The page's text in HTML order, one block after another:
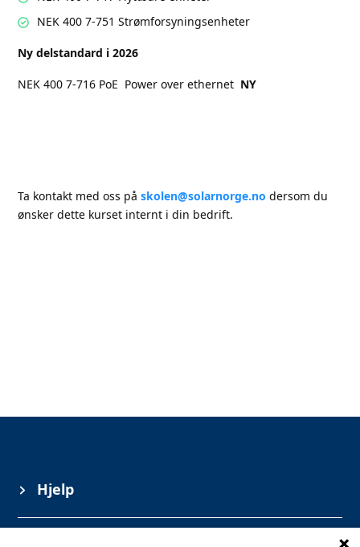
NEK 400 7-751 Strømforsyningsenheter
Ny delstandard i 2026
NEK 400 7-716 PoE Power over ethernet NY
Ta kontakt med oss påskolen@solarnorge.no dersom du
ønsker dette kurset internt i din bedrift.
Hjelp